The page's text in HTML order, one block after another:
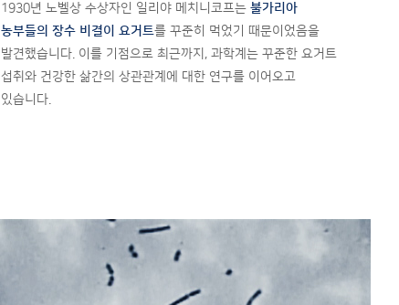
1930년 노벨상 수상자인 일리야 메치니코프는 불가리아
농부들의 장수 비결이 요거트를 꾸준히 먹었기 때문이었음을
발견했습니다. 이를 기점으로 최근까지, 과학계는 꾸준한 요거트
섭취와 건강한 삶간의 상관관계에 대한 연구를 이어오고
있습니다.